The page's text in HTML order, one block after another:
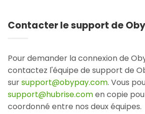
Contacter le support de
Pour demander la connexion de
contactez l'équipe de support de
sursupport@obypay.com. Vous
support@hubrise.comen copie
coordonné entre nos deux équipes.